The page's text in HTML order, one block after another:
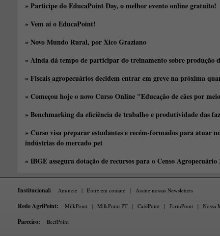
» Participe do EducaPoint Day, o melhor evento online gratuito!
» Vem aí o EducaPoint!
» Novo Mundo Rural, por Xico Graziano
» Ainda dá tempo de participar do treinamento sobre produção
» Fiscais agropecuários decidem entrar em greve na próxima
» Começou hoje o novo Curso Online "Educação de cães por
» Benchmarking da eficiência de trabalho e produtividade das
» Curso visa preparar estudantes e recém-formados para atuar
indústrias do mercado pet
» IBGE assegura dotação de recursos para o Censo Agropecuário
Institucional: Anuncie | Entre em contato | Assine nossas Newsletters
Rede AgriPoint: MilkPoint | MilkPoint PT | CaféPoint | FarmPoint | Nossa
Parceiro: BeefPoint